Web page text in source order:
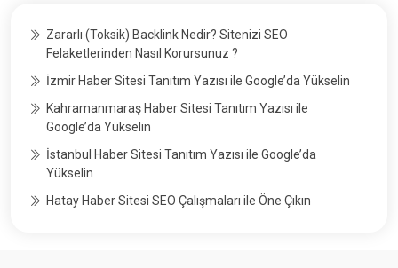
Zararlı (Toksik) Backlink Nedir? Sitenizi SEO
Felaketlerinden Nasıl Korursunuz ?
İzmir Haber Sitesi Tanıtım Yazısı ile Google’da Yükselin
Kahramanmaraş Haber Sitesi Tanıtım Yazısı ile
Google’da Yükselin
İstanbul Haber Sitesi Tanıtım Yazısı ile Google’da
Yükselin
Hatay Haber Sitesi SEO Çalışmaları ile Öne Çıkın